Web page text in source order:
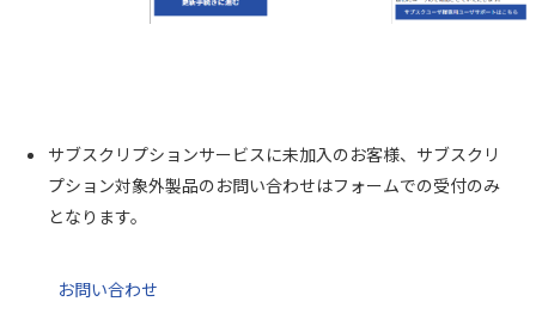
サブスクリプションサービスに未加入のお客様、サブスクリ
プション対象外製品のお問い合わせはフォームでの受付のみ
となります。
お問い合わせ